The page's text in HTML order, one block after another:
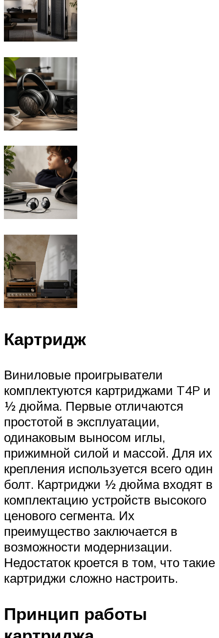
Картридж
Виниловые проигрыватели
комплектуются картриджами T4P и
½ дюйма. Первые отличаются
простотой в эксплуатации,
одинаковым выносом иглы,
прижимной силой и массой. Для их
крепления используется всего один
болт. Картриджи ½ дюйма входят в
комплектацию устройств высокого
ценового сегмента. Их
преимущество заключается в
возможности модернизации.
Недостаток кроется в том, что такие
картриджи сложно настроить.
Принцип работы